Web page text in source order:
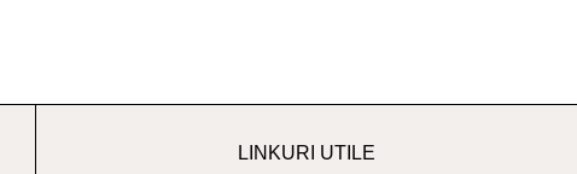
LINKURI UTILE